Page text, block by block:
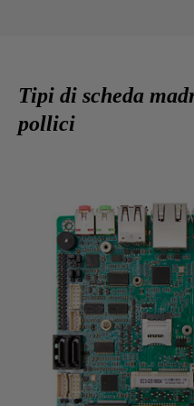
Tipi di scheda
pollici